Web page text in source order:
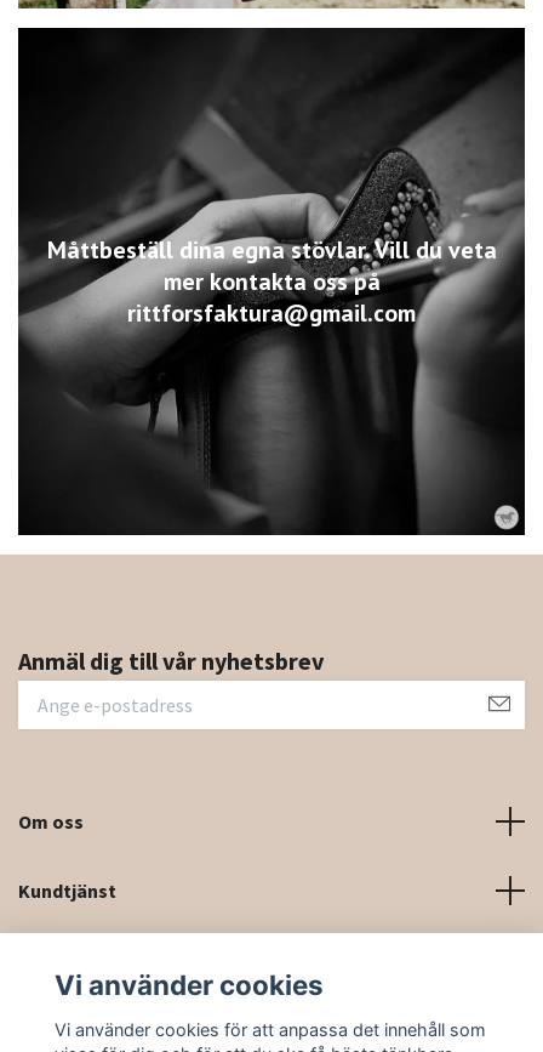
Måttbeställ dina egna stövlar. Vill du veta
mer kontakta oss på
rittforsfaktura@gmail.com
Anmäl dig till vår nyhetsbrev
Om oss
Kundtjänst
Sociala medier
Vi använder cookies
Vi använder cookies för att anpassa det innehåll som